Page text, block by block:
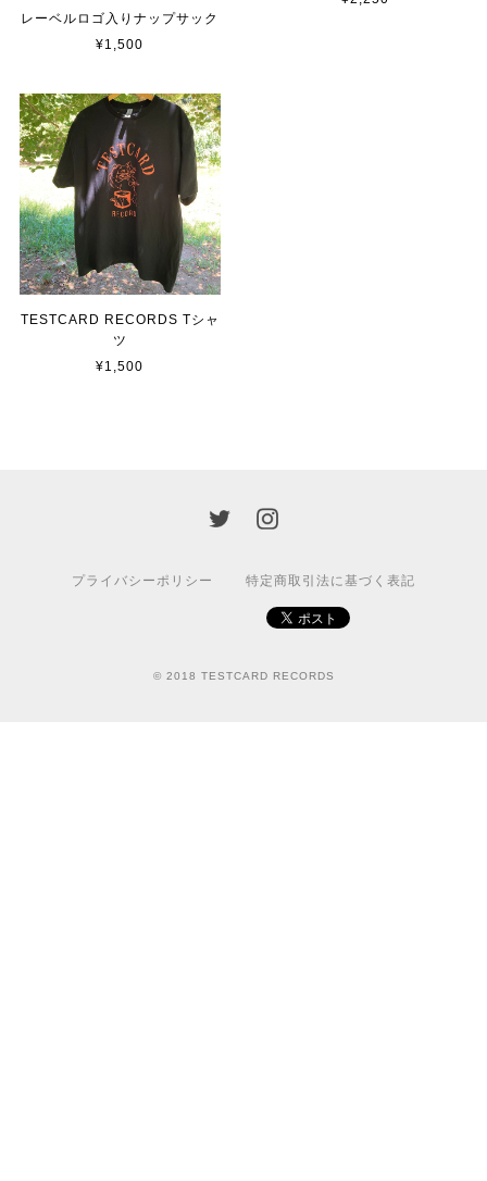
レーベルロゴ入りナップサック
¥1,500
TESTCARD RECORDS Tシャ
ツ
¥1,500
プライバシーポリシー 特定商取引法に基づく表記
© 2018 TESTCARD RECORDS